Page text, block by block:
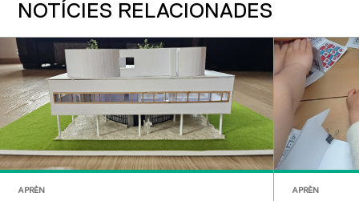
NOTÍCIES RELACIONADES
APRÈN APRÈN